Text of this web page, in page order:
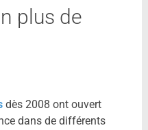
plus de
dès 2008 ont ouvert
dans de différents